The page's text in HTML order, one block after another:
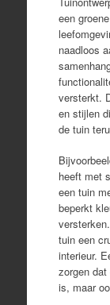
een
naadloos
versterkt.
en stijlen
de tuin
heeft met
een tuin
beperkt
tuin een
interieur.
zorgen
is, maar